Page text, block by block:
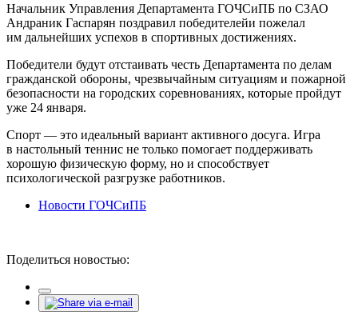
Начальник Управления Департамента ГОЧСиПБ по СЗАО
Андраник Гаспарян поздравил победителейи пожелал
им дальнейших успехов в спортивных достижениях.
Победители будут отстаивать честь Департамента по делам
гражданской обороны, чрезвычайным ситуациям и пожарной
безопасности на городских соревнованиях, которые пройдут
уже 24 января.
Спорт — это идеальный вариант активного досуга. Игра
в настольный теннис не только помогает поддерживать
хорошую физическую форму, но и способствует
психологической разгрузке работников.
Новости ГОЧСиПБ
Поделиться новостью: